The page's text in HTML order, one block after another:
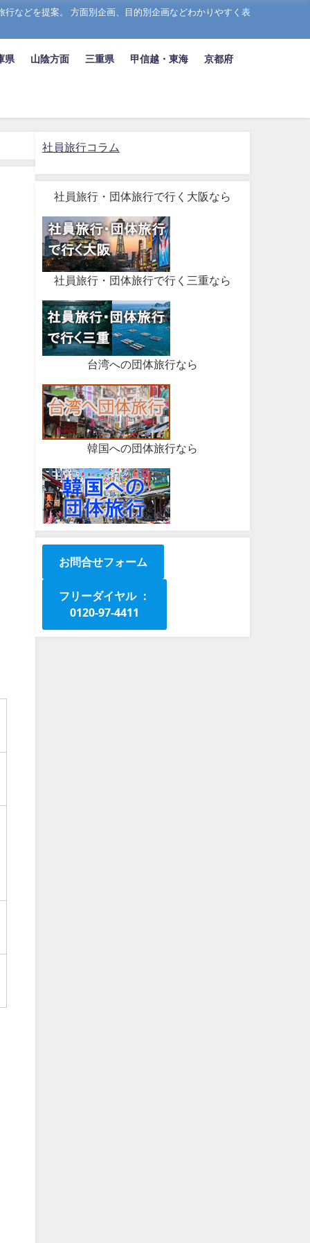
などを提案。 方面別企画、目的別企画などわかりやすく表
県 山陰方面 三重県 甲信越・東海 京都府
社員旅行コラム
社員旅行・団体旅行で行く大阪なら
社員旅行・団体旅行で行く三重なら
台湾への団体旅行なら
韓国への団体旅行なら
お問合せフォーム
フリーダイヤル ：
0120-97-4411